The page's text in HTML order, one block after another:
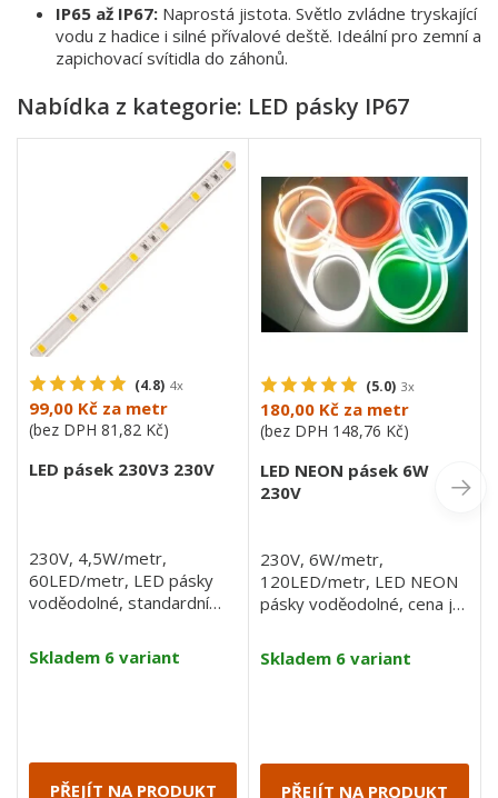
IP65 až IP67: Naprostá jistota. Světlo zvládne tryskající
vodu z hadice i silné přívalové deště. Ideální pro zemní a
zapichovací svítidla do záhonů.
Nabídka z kategorie: LED pásky IP67
(4.8) 4x
99,00 Kč za metr
(bez DPH 81,82 Kč)
LED pásek 230V3 230V
230V, 4,5W/metr,
60LED/metr, LED pásky
voděodolné, standardní
Skladem 6 variant
PŘEJÍT NA PRODUKT
(5.0) 3x
180,00 Kč za metr
(bez DPH 148,76 Kč)
LED NEON pásek 6W
230V
230V, 6W/metr,
120LED/metr, LED NEON
pásky voděodolné, cena je
Skladem 6 variant
PŘEJÍT NA PRODUKT